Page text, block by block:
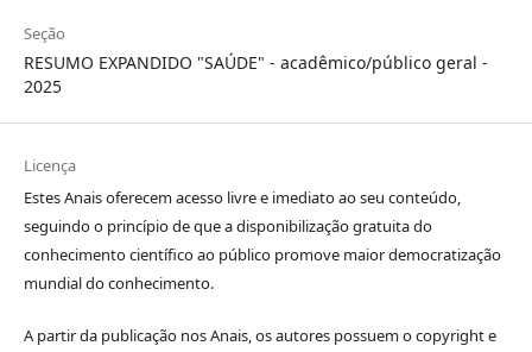
Seção
RESUMO EXPANDIDO "SAÚDE" - acadêmico/público geral -
2025
Licença
Estes Anais oferecem acesso livre e imediato ao seu conteúdo,
seguindo o princípio de que a disponibilização gratuita do
conhecimento científico ao público promove maior democratização
mundial do conhecimento.
A partir da publicação nos Anais, os autores possuem o copyright e